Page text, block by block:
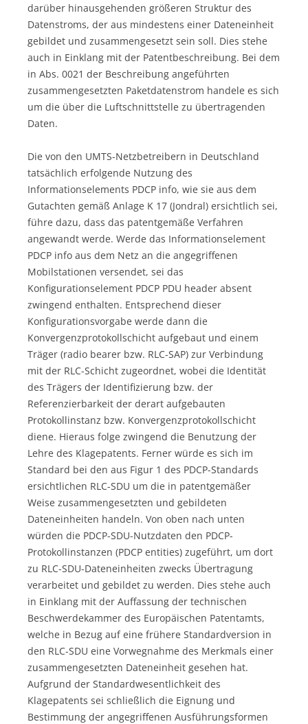
darüber hinausgehenden größeren Struktur des
Datenstroms, der aus mindestens einer Dateneinheit
gebildet und zusammengesetzt sein soll. Dies stehe
auch in Einklang mit der Patentbeschreibung. Bei dem
in Abs. 0021 der Beschreibung angeführten
zusammengesetzten Paketdatenstrom handele es sich
um die über die Luftschnittstelle zu übertragenden
Daten.
Die von den UMTS-Netzbetreibern in Deutschland
tatsächlich erfolgende Nutzung des
Informationselements PDCP info, wie sie aus dem
Gutachten gemäß Anlage K 17 (Jondral) ersichtlich sei,
führe dazu, dass das patentgemäße Verfahren
angewandt werde. Werde das Informationselement
PDCP info aus dem Netz an die angegriffenen
Mobilstationen versendet, sei das
Konfigurationselement PDCP PDU header absent
zwingend enthalten. Entsprechend dieser
Konfigurationsvorgabe werde dann die
Konvergenzprotokollschicht aufgebaut und einem
Träger (radio bearer bzw. RLC-SAP) zur Verbindung
mit der RLC-Schicht zugeordnet, wobei die Identität
des Trägers der Identifizierung bzw. der
Referenzierbarkeit der derart aufgebauten
Protokollinstanz bzw. Konvergenzprotokollschicht
diene. Hieraus folge zwingend die Benutzung der
Lehre des Klagepatents. Ferner würde es sich im
Standard bei den aus Figur 1 des PDCP-Standards
ersichtlichen RLC-SDU um die in patentgemäßer
Weise zusammengesetzten und gebildeten
Dateneinheiten handeln. Von oben nach unten
würden die PDCP-SDU-Nutzdaten den PDCP-
Protokollinstanzen (PDCP entities) zugeführt, um dort
zu RLC-SDU-Dateneinheiten zwecks Übertragung
verarbeitet und gebildet zu werden. Dies stehe auch
in Einklang mit der Auffassung der technischen
Beschwerdekammer des Europäischen Patentamts,
welche in Bezug auf eine frühere Standardversion in
den RLC-SDU eine Vorwegnahme des Merkmals einer
zusammengesetzten Dateneinheit gesehen hat.
Aufgrund der Standardwesentlichkeit des
Klagepatents sei schließlich die Eignung und
Bestimmung der angegriffenen Ausführungsformen